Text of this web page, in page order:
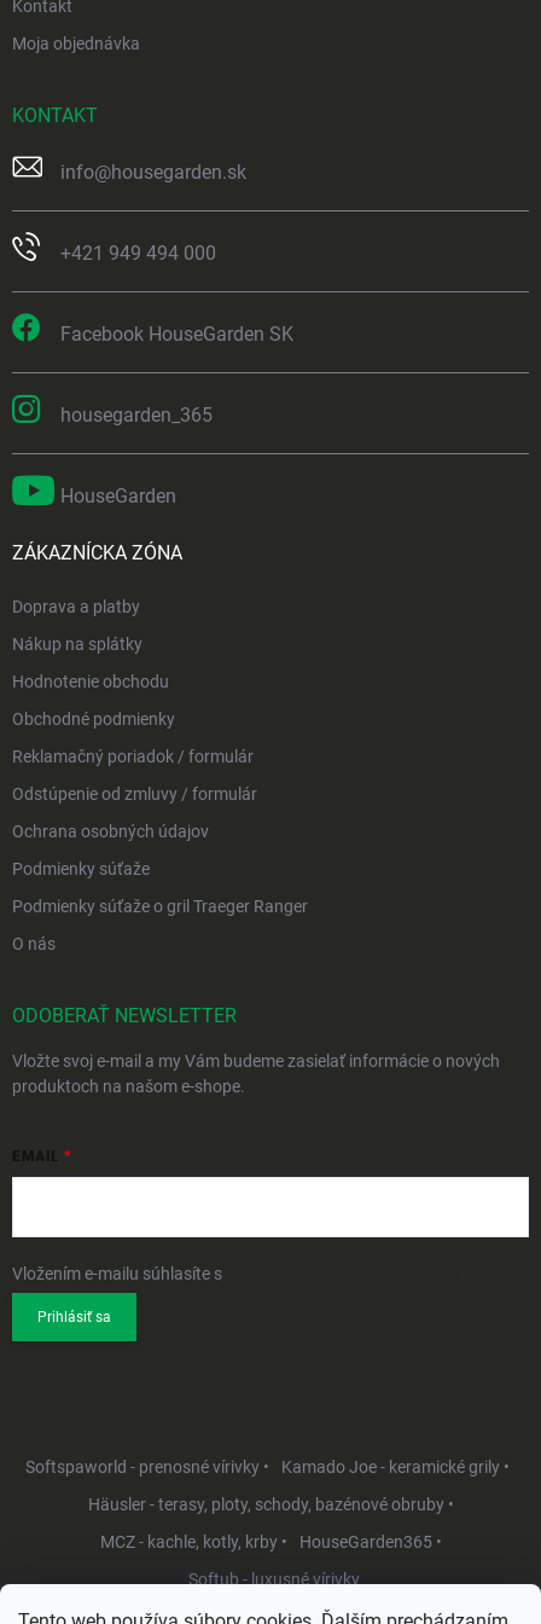
Kontakt
Moja objednávka
KONTAKT
info@housegarden.sk
+421 949 494 000
Facebook HouseGarden SK
housegarden_365
HouseGarden
ZÁKAZNÍCKA ZÓNA
Doprava a platby
Nákup na splátky
Hodnotenie obchodu
Obchodné podmienky
Reklamačný poriadok / formulár
Odstúpenie od zmluvy / formulár
Ochrana osobných údajov
Podmienky súťaže
Podmienky súťaže o gril Traeger Ranger
O nás
ODOBERAŤ NEWSLETTER
Vložte svoj e-mail a my Vám budeme zasielať informácie o nových
produktoch na našom e-shope.
EMAIL
Vložením e-mailu súhlasíte s
Prihlásiť sa
Softspaworld - prenosné vírivky •
Kamado Joe - keramické grily •
Häusler - terasy, ploty, schody, bazénové obruby •
MCZ - kachle, kotly, krby •
HouseGarden365 •
Softub - luxusné vírivky